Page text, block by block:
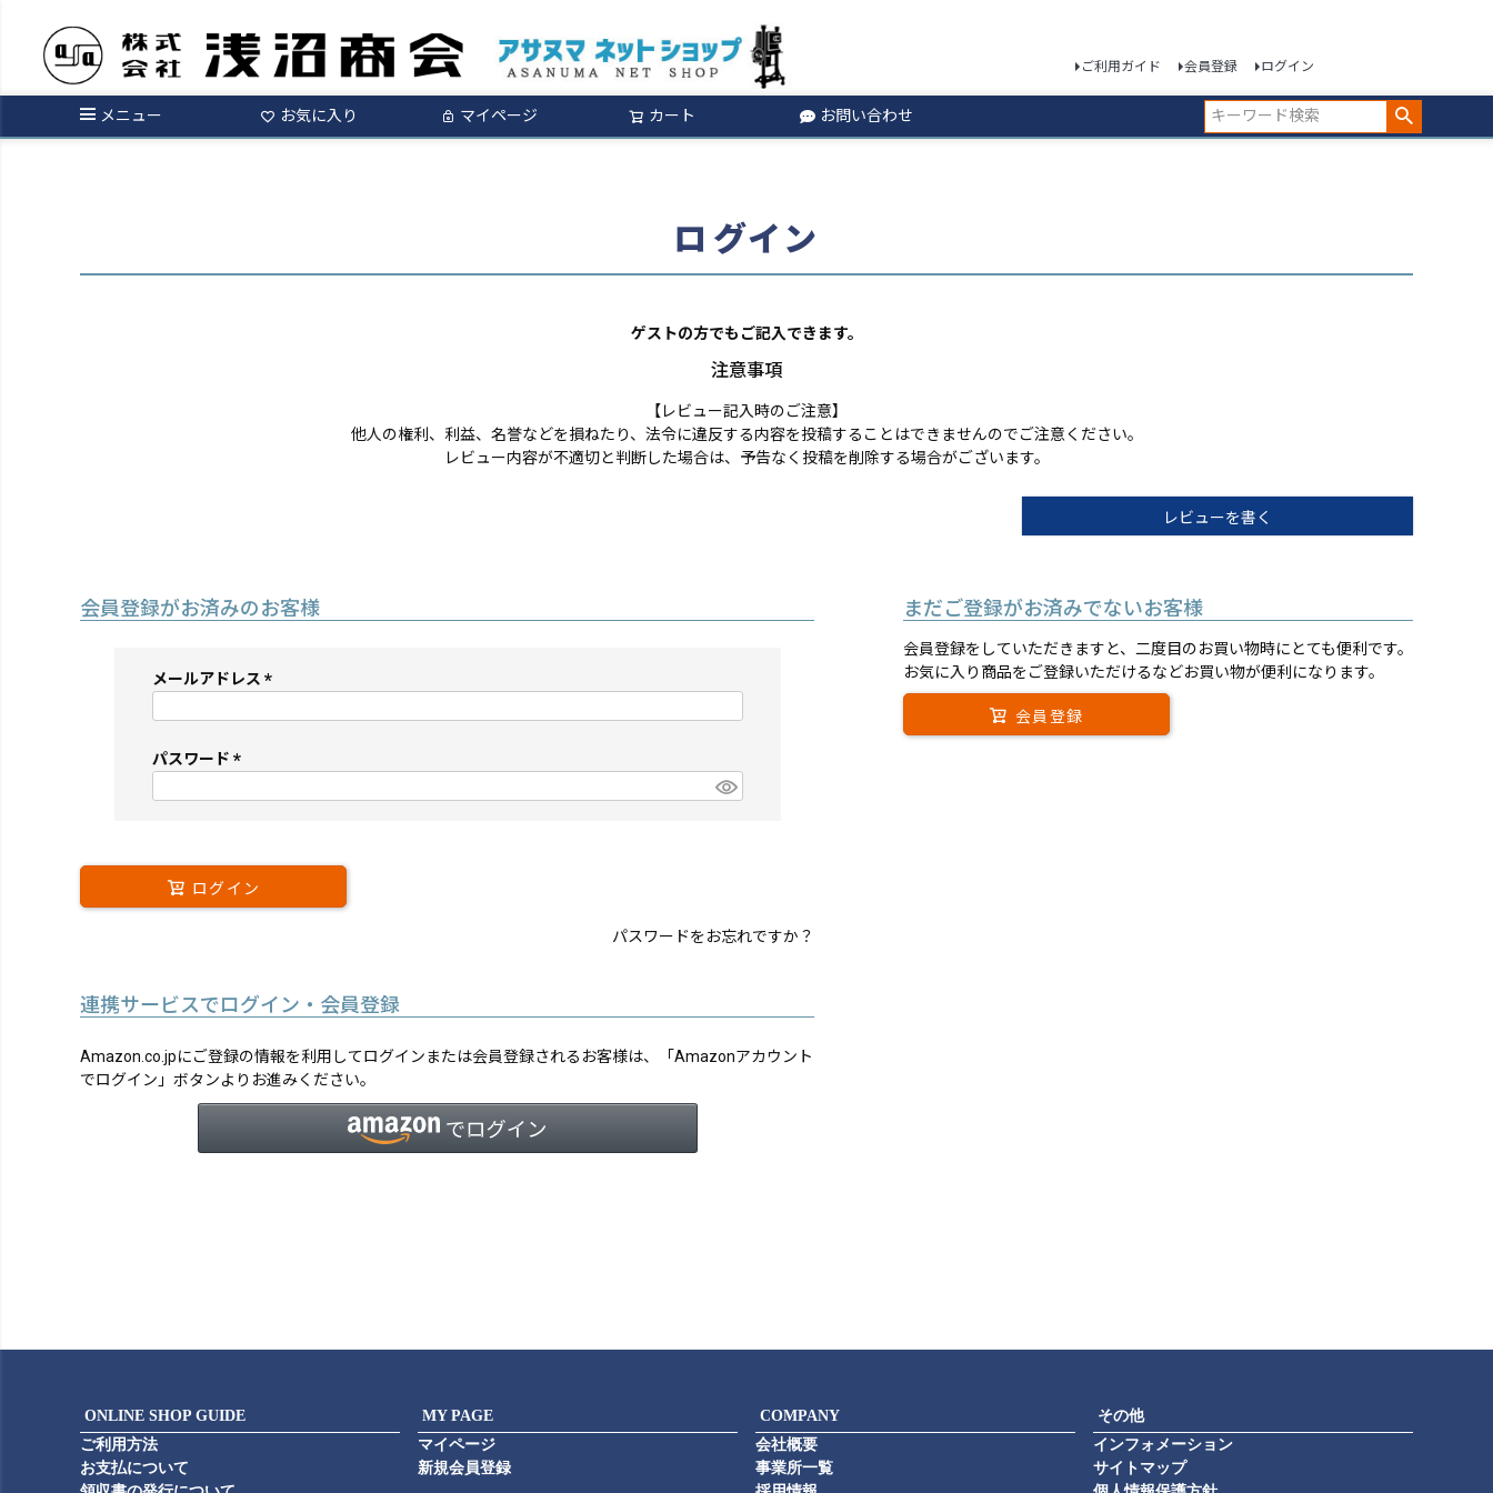
ご利用ガイド 会員登録 ログイン
メニュー お気に入り マイページ カート お問い合わせ
検索
ログイン
ゲストの方でもご記入できます。
注意事項
【レビュー記入時のご注意】
他人の権利、利益、名誉などを損ねたり、法令に違反する内容を投稿することはできませんのでご注意ください。
レビュー内容が不適切と判断した場合は、予告なく投稿を削除する場合がございます。
レビューを書く
会員登録がお済みのお客様
メールアドレス
須)
パスワード
須)
ログイン
パスワードをお忘れですか？
連携サービスでログイン・会員登録
Amazon.co.jpにご登録の情報を利用してログインまたは会員登録されるお客様は、「Amazonアカウント
でログイン」ボタンよりお進みください。
まだご登録がお済みでないお客様
会員登録をしていただきますと、二度目のお買い物時にとても便利です。
お気に入り商品をご登録いただけるなどお買い物が便利になります。
会員登録
ONLINE SHOP GUIDE
ご利用方法
お支払について
MY PAGE
マイページ
新規会員登録
COMPANY
会社概要
事業所一覧
その他
インフォメーション
サイトマップ